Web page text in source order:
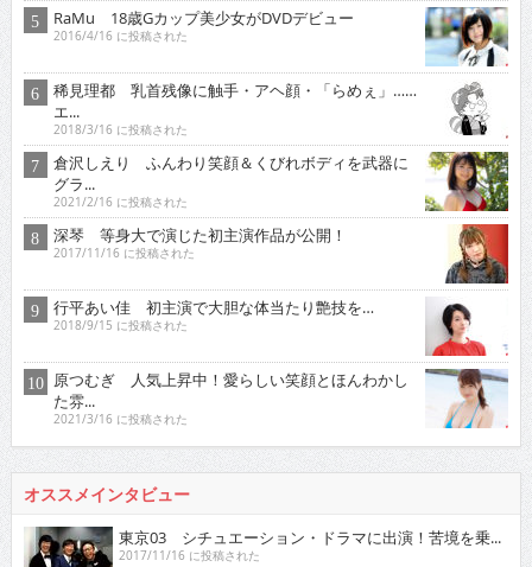
RaMu 18歳Gカップ美少女がDVDデビュー
2016/4/16 に投稿された
稀見理都 乳首残像に触手・アヘ顔・「らめぇ」……
エ...
2018/3/16 に投稿された
倉沢しえり ふんわり笑顔＆くびれボディを武器に
グラ...
2021/2/16 に投稿された
深琴 等身大で演じた初主演作品が公開！
2017/11/16 に投稿された
行平あい佳 初主演で大胆な体当たり艶技を…
2018/9/15 に投稿された
原つむぎ 人気上昇中！愛らしい笑顔とほんわかし
た雰...
2021/3/16 に投稿された
オススメインタビュー
東京03 シチュエーション・ドラマに出演！苦境を乗...
2017/11/16 に投稿された